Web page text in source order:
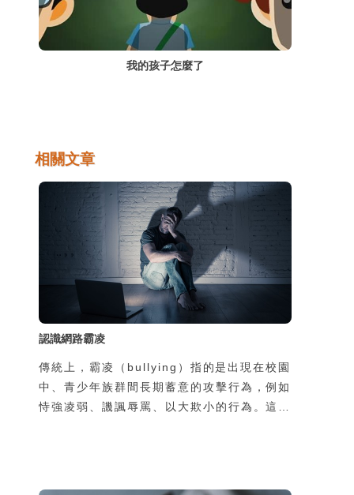
我的孩子怎麼了
相關文章
認識網路霸凌
傳統上，霸凌（bullying）指的是出現在校園
中、青少年族群間長期蓄意的攻擊行為，例如
恃強凌弱、譏諷辱罵、以大欺小的行為。這種